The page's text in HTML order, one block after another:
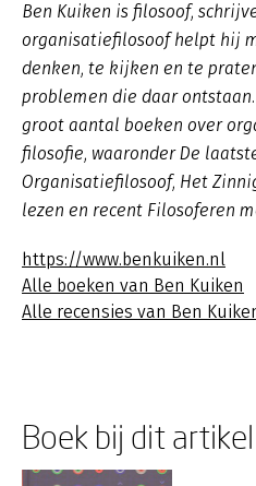
Ben Kuiken is filosoof,
organisatiefilosoof helpt hij
denken, te kijken en te
problemen die daar
groot aantal boeken over
filosofie, waaronderDe
Organisatiefilosoof, Het
lezen en recent Filosoferen
https://www.benkuiken.nl
Alle boeken van Ben Kuiken
Alle recensies van Ben
Boek bij dit artikel